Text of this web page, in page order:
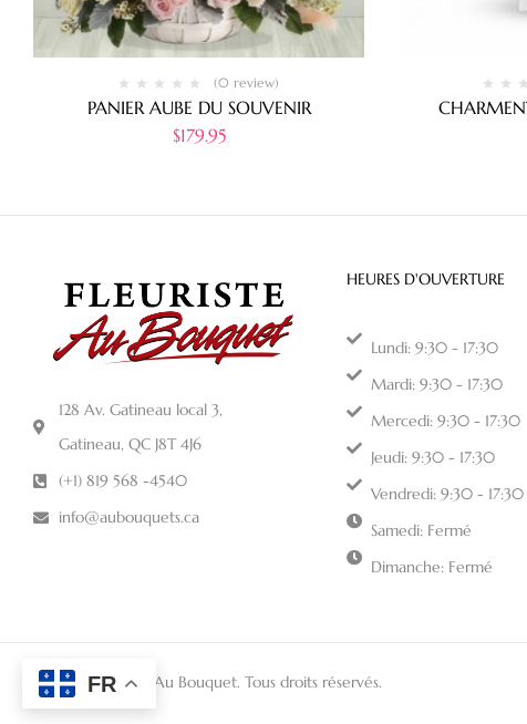
(0 review)
PANIER AUBE DU SOUVENIR
$179.95
128 Av. Gatineau local 3,
Gatineau, QC J8T 4J6
(+1) 819 568 -4540
info@aubouquets.ca
HEURES D'OUVERTURE
Lundi: 9:30 - 17:30
Mardi: 9:30 - 17:30
Mercedi: 9:30 - 17:30
Jeudi: 9:30 - 17:30
Vendredi: 9:30 - 17:30
Samedi: Fermé
Dimanche: Fermé
© 2026 Fleuriste Au Bouquet. Tous droits réservés.
FR